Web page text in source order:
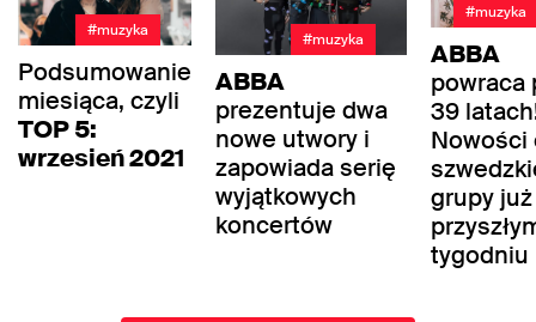
#muzyka
Podsumowanie
miesiąca, czyli
TOP 5:
wrzesień 2021
#muzyka
ABBA
prezentuje dwa
nowe utwory i
zapowiada serię
wyjątkowych
koncertów
#muzyka
ABBA
powraca
39
Nowości
grupy
tygodniu